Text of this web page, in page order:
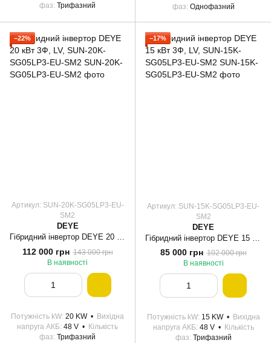
фаз Трифазний
фаз Однофазний
−22%
Артикул: SUN-20K-SG05LP3-EU-
SM2
DEYE
Гібридний інвертор DEYE 20 кВт 3Ф, LV, SUN-20K-SG05LP3-EU-SM2
112 000 грн 143 000 грн
В наявності
Потужність kW 20 KW
Вихідна
напруга АКБ 48 V
Кількість
фаз Трифазний
−17%
Артикул: SUN-15K-SG05LP3-EU-
SM2
DEYE
85 000 грн 102 000 грн
В наявності
Потужність kW 15 KW
Вихідна
напруга АКБ 48 V
Кількість
фаз Трифазний